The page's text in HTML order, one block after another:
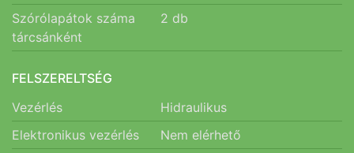
Szórólapátok száma
tárcsánként
2 db
FELSZERELTSÉG
Vezérlés
Hidraulikus
Elektronikus vezérlés
Nem elérhető